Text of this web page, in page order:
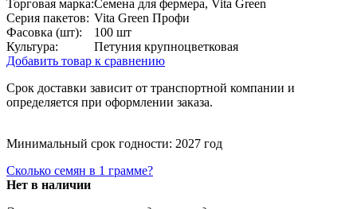
Торговая марка:Семена для фермера, Vita Green
Серия пакетов: Vita Green Профи
Фасовка (шт):
100 шт
Культура:
Петуния крупноцветковая
Добавить товар к сравнению
Срок доставки зависит от транспортной компании и
определяется при оформлении заказа.
Минимальный срок годности: 2027 год
Сколько семян в 1 грамме?
Нет в наличии